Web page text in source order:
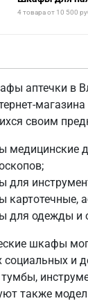
4 товара от 10 500
аптечки в
своим
для
для одежды и
шкафы
социальных и
также